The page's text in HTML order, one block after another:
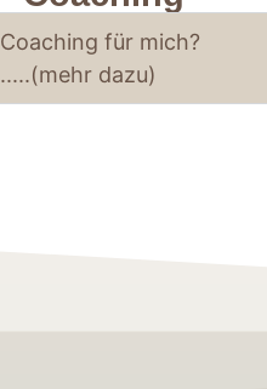
für mich?
dazu)